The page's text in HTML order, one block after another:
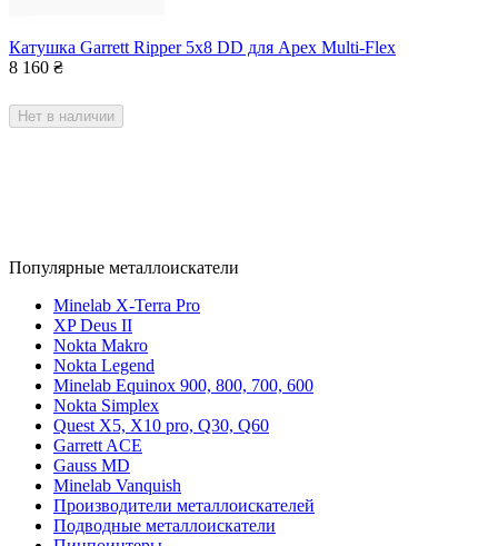
Катушка Garrett Ripper 5x8 DD для Apex Multi-Flex
8 160 ₴
Нет в наличии
Популярные металлоискатели
Minelab X-Terra Pro
XP Deus II
Nokta Makro
Nokta Legend
Minelab Equinox 900, 800, 700, 600
Nokta Simplex
Quest X5, X10 pro, Q30, Q60
Garrett ACE
Gauss MD
Minelab Vanquish
Производители металлоискателей
Подводные металлоискатели